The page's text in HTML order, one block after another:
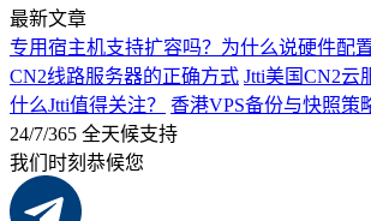
最新文章
专用宿主机支持扩容吗？为什么说硬件配
CN2线路服务器的正确方式 Jtti美国CN2云
什么Jtti值得关注？
香港VPS备份与快照策
24/7/365 全天候支持
我们时刻恭候您